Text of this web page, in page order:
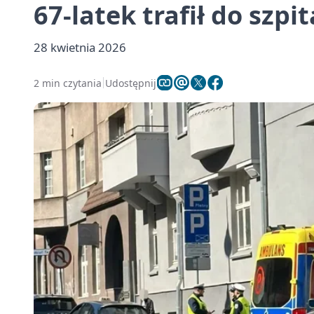
67-latek trafił do
28 kwietnia 2026
2 min czytania Udostępnij